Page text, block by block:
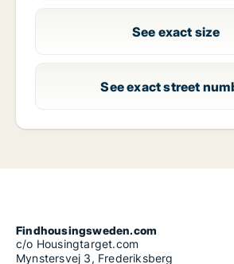
See exact size
See exact street
Findhousingsweden.com
c/o Housingtarget.com
Mynstersvej 3, Frederiksberg